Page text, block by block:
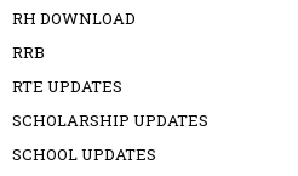
RH DOWNLOAD
RRB
RTE UPDATES
SCHOLARSHIP UPDATES
SCHOOL UPDATES